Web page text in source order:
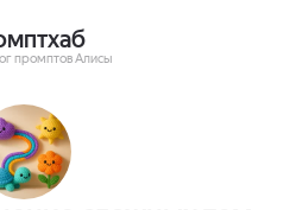
промптов Алисы